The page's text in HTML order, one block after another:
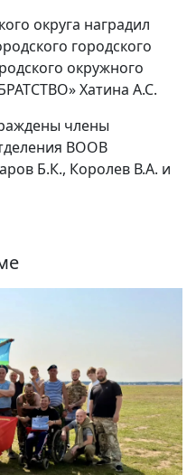
округа наградил
городского
окружного
Хатина А.С.
члены
ВООВ
Б.К., Королев В.А. и